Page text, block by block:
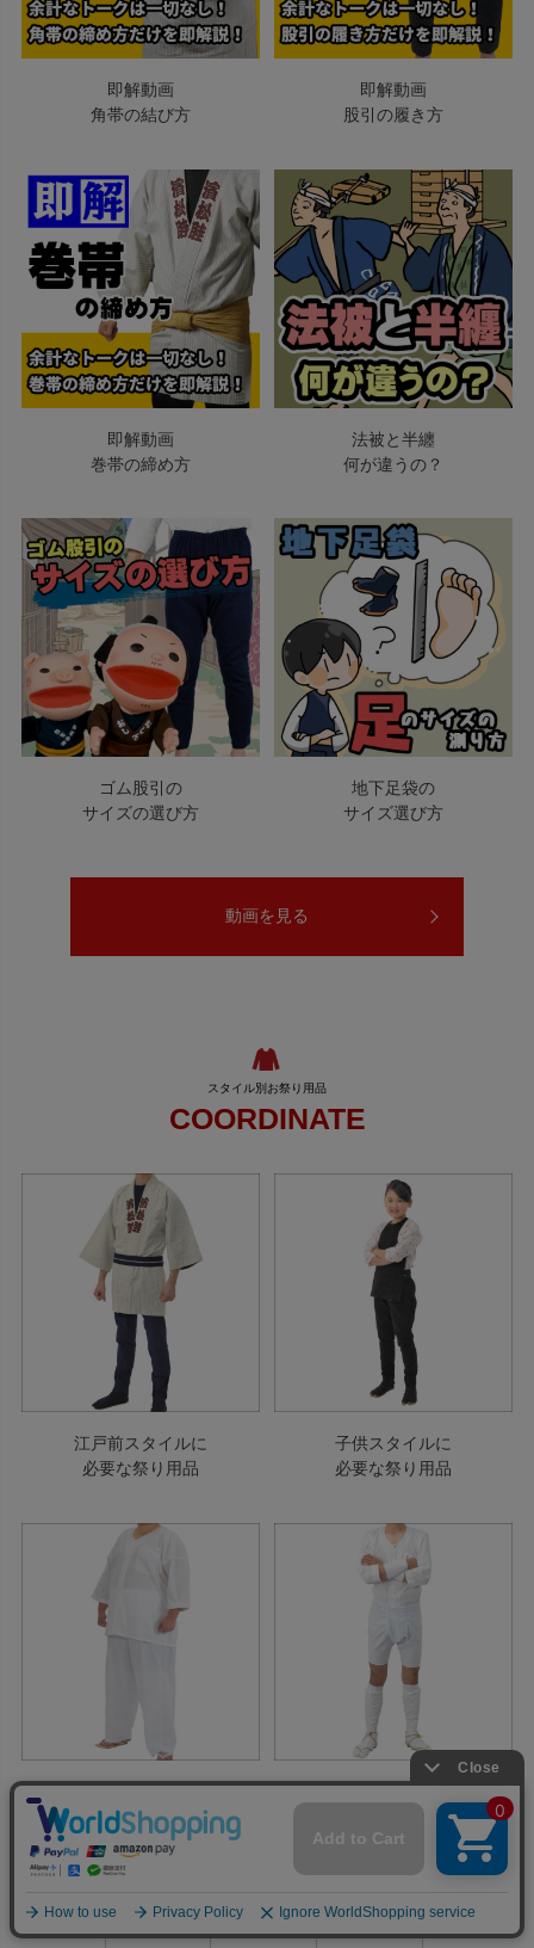
即解動画
角帯の結び方
即解動画
股引の履き方
即解動画
巻帯の締め方
法被と半纏
何が違うの？
ゴム股引の
サイズの選び方
地下足袋の
サイズ選び方
動画を見る
COORDINATE
江戸前スタイルに
必要な祭り用品
子供スタイルに
必要な祭り用品
ダボスタイルに
必要な祭り用品
半股引スタイルに
必要な祭り用品
会員ページ 店舗案内